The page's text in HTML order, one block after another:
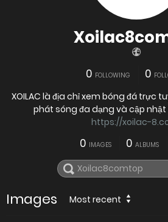
0 FOLLOWING 0
XOILAC là địa chỉ xem bóng đá trực
phát sóng đa dạng và cập nhật
https://xoilac-
0 IMAGES 0 ALBUMS
Images Most recent